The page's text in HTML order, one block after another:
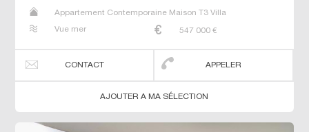
Appartement Contemporaine Maison T3 Villa
Vue mer 547 000 €
CONTACT APPELER
AJOUTER A MA SÉLECTION